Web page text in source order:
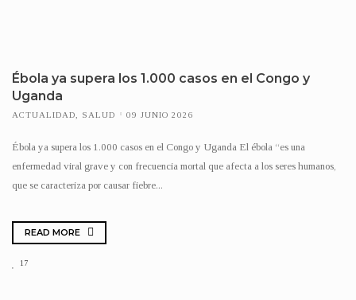
Ébola ya supera los 1.000 casos en el Congo y
Uganda
ACTUALIDAD SALUD 09 JUNIO 2026
Ébola ya supera los 1.000 casos en el Congo y Uganda El ébola “es una
enfermedad viral grave y con frecuencia mortal que afecta a los seres humanos,
que se caracteriza por causar fiebre...
READ MORE
17